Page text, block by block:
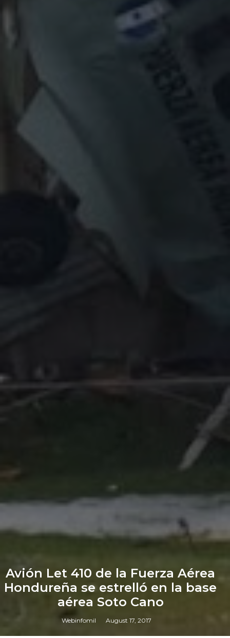
Avión Let 410 de la Fuerza Aérea
Hondureña se estrelló en la base
aérea Soto Cano
Webinfomil August 17, 2017